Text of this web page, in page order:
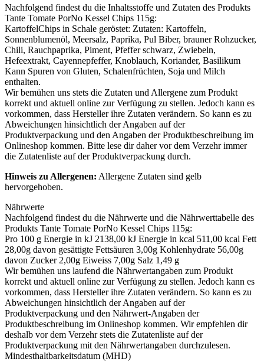
Nachfolgend findest du die Inhaltsstoffe und Zutaten des Produkts
Tante Tomate PorNo Kessel Chips 115g:
KartoffelChips in Schale geröstet: Zutaten: Kartoffeln,
Sonnenblumenöl, Meersalz, Paprika, Pul Biber, brauner Rohzucker,
Chili, Rauchpaprika, Piment, Pfeffer schwarz, Zwiebeln,
Hefeextrakt, Cayennepfeffer, Knoblauch, Koriander, Basilikum
Kann Spuren von Gluten, Schalenfrüchten, Soja und Milch
enthalten.
Wir bemühen uns stets die Zutaten und Allergene zum Produkt
korrekt und aktuell online zur Verfügung zu stellen. Jedoch kann es
vorkommen, dass Hersteller ihre Zutaten verändern. So kann es zu
Abweichungen hinsichtlich der Angaben auf der
Produktverpackung und den Angaben der Produktbeschreibung im
Onlineshop kommen. Bitte lese dir daher vor dem Verzehr immer
die Zutatenliste auf der Produktverpackung durch.
Hinweis zu Allergenen: Allergene Zutaten sind gelb
hervorgehoben.
Nährwerte
Nachfolgend findest du die Nährwerte und die Nährwerttabelle des
Produkts Tante Tomate PorNo Kessel Chips 115g:
Pro 100 g Energie in kJ 2138,00 kJ Energie in kcal 511,00 kcal Fett
28,00g davon gesättigte Fettsäuren 3,00g Kohlenhydrate 56,00g
davon Zucker 2,00g Eiweiss 7,00g Salz 1,49 g
Wir bemühen uns laufend die Nährwertangaben zum Produkt
korrekt und aktuell online zur Verfügung zu stellen. Jedoch kann es
vorkommen, dass Hersteller ihre Zutaten verändern. So kann es zu
Abweichungen hinsichtlich der Angaben auf der
Produktverpackung und den Nährwert-Angaben der
Produktbeschreibung im Onlineshop kommen. Wir empfehlen dir
deshalb vor dem Verzehr stets die Zutatenliste auf der
Produktverpackung mit den Nährwertangaben durchzulesen.
Mindesthaltbarkeitsdatum (MHD)